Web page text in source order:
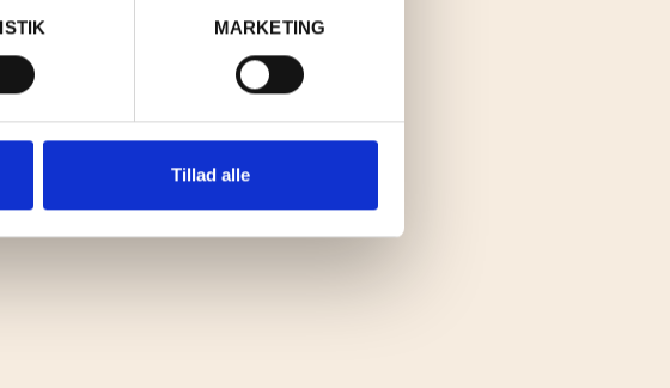
MARKETING
Tillad alle